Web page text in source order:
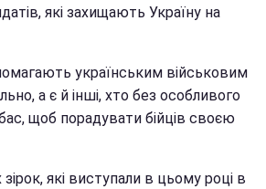
які захищають Україну на
українським військовим
а є й інші, хто без особливого
щоб порадувати бійців своєю
які виступали в цьому році в